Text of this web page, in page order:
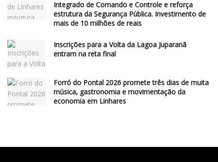
Integrado de Comando e Controle e reforça
estrutura da Segurança Pública. Investimento de
mais de 10 milhões de reais
Inscrições para a Volta da Lagoa Juparanã
entram na reta final
Forró do Pontal 2026 promete três dias de muita
música, gastronomia e movimentação da
economia em Linhares